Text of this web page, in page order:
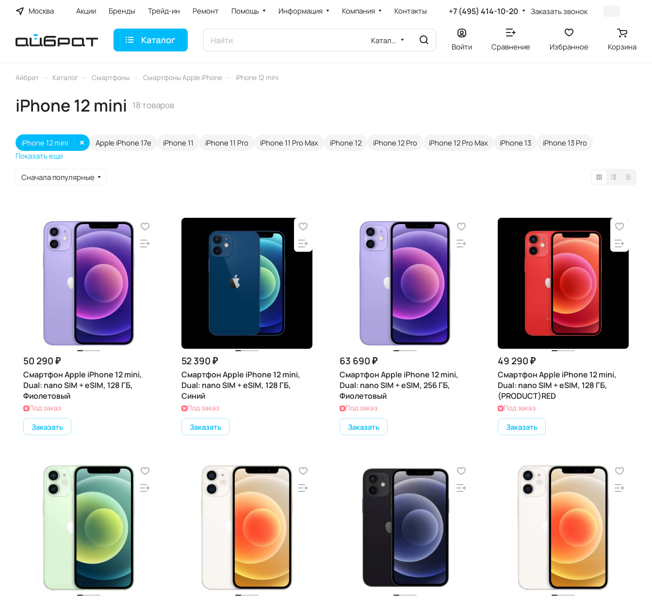
Москва Акции Бренды Трейд-ин Ремонт Помощь Информация Компания Контакты +7 (495) 414-10-20 Заказать звонок
Каталог Каталог
Войти Сравнение Избранное Корзина
Айбрат – Каталог – Смартфоны – Смартфоны Apple iPhone – iPhone 12 mini
iPhone 12 mini 18 товаров
Apple iPhone 17e iPhone 11 iPhone 11 Pro iPhone 11 Pro Max iPhone 12
iPhone 12 mini iPhone 12 Pro iPhone 12 Pro Max iPhone 13
iPhone 13 Pro
Показать еще
Сначала популярные
50 290 ₽
Смартфон Apple iPhone 12 mini,
Dual: nano SIM + eSIM, 128 ГБ,
Фиолетовый
Под заказ
Заказать
52 390 ₽
Смартфон Apple iPhone 12 mini,
Dual: nano SIM + eSIM, 128 ГБ,
Синий
Под заказ
Заказать
63 690 ₽
Смартфон Apple iPhone 12 mini,
Dual: nano SIM + eSIM, 256 ГБ,
Фиолетовый
Под заказ
Заказать
49 290 ₽
Смартфон Apple iPhone 12 mini,
Dual: nano SIM + eSIM, 128 ГБ,
(PRODUCT)RED
Под заказ
Заказать